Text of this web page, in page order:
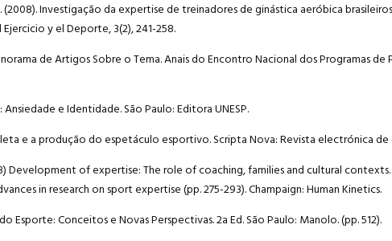
A. (2008). Investigação da expertise de treinadores de ginástica aeróbica
y el Deporte, 3(2), 241-258.
de Artigos Sobre o Tema. Anais do Encontro Nacional dos Programas
Ansiedade e Identidade. São Paulo: Editora UNESP.
e a produção do espetáculo esportivo. Scripta Nova: Revista electrónica de
Development of expertise: The role of coaching, families and cultural contexts.
in research on sport expertise (pp. 275-293). Champaign: Human Kinetics.
Esporte: Conceitos e Novas Perspectivas. 2a Ed. São Paulo: Manolo. (pp. 512).